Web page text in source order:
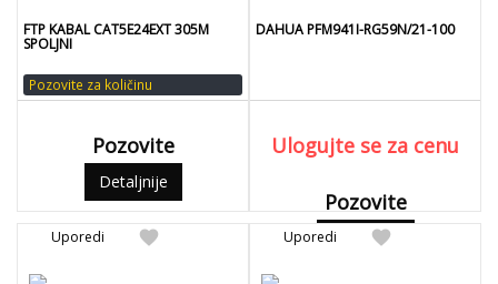
FTP KABAL CAT5E24EXT 305M
SPOLJNI
Pozovite za količinu
Pozovite
Detaljnije
DAHUA PFM941I-RG59N/21-100
Ulogujte se za cenu
Pozovite
Detaljnije
favorite
Uporedi favorite
Uporedi